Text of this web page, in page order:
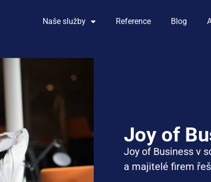
Naše služby Reference Blog
Joy of
Joy of Business v
a majitelé firem